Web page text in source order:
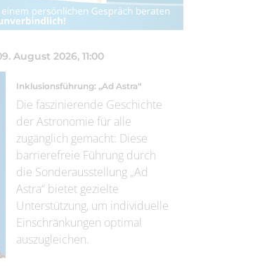
August 2026, 11:00
Inklusionsführung: „Ad Astra“
Die faszinierende Geschichte
der Astronomie für alle
zugänglich gemacht: Diese
barrierefreie Führung durch
die Sonderausstellung „Ad
Astra“ bietet gezielte
Unterstützung, um individuelle
Einschränkungen optimal
auszugleichen.